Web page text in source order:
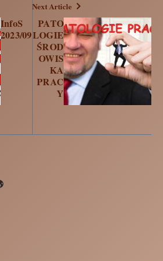
InfoS
2023/09
Next Article
PATO
LOGIE
ŚROD
OWIS
KA
PRAC
Y